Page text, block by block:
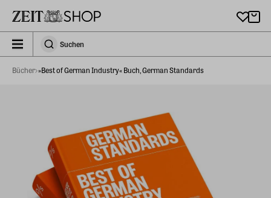
zeit_storefront.components.search.collapsed
SuchenSuchen
Bücher »Best of German Industry« Buch, German Standards